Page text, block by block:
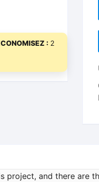
: 2
project, and there are